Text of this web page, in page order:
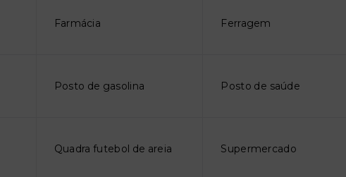
Farmácia Ferragem
Posto de gasolina Posto de saúde
Quadra futebol de areia Supermercado